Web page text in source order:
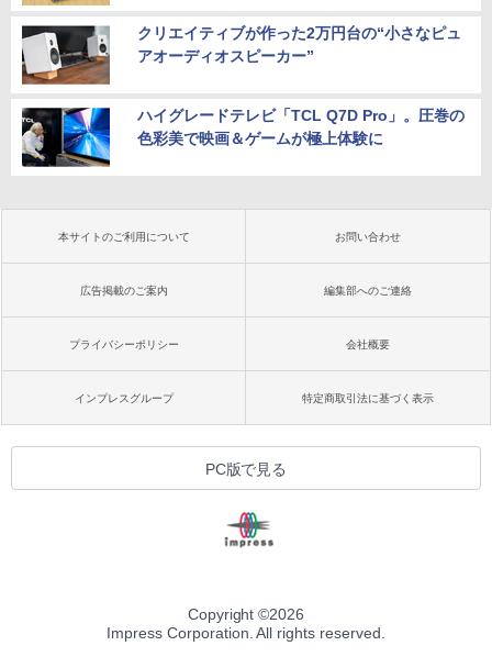
クリエイティブが作った2万円台の“小さなピュ
アオーディオスピーカー”
ハイグレードテレビ「TCL Q7D Pro」。圧巻の
色彩美で映画＆ゲームが極上体験に
本サイトのご利用について お問い合わせ
広告掲載のご案内 編集部へのご連絡
プライバシーポリシー 会社概要
インプレスグループ 特定商取引法に基づく表示
PC版で見る
Copyright ©2026
Impress Corporation. All rights reserved.